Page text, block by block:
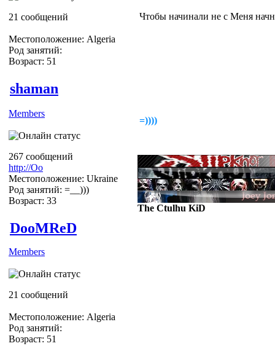
21 сообщений
Местоположение: Algeria
Род занятий:
Возраст: 51
Чтобы начинали не с Меня
shaman
Members
267 сообщений
http://Оо
Местоположение: Ukraine
Род занятий: =__)))
Возраст: 33
=))))
The Ctulhu KiD
DooMReD
Members
21 сообщений
Местоположение: Algeria
Род занятий:
Возраст: 51